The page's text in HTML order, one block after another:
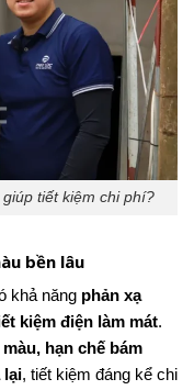
tiết kiệm chi phí?
bền lâu
khả năng phản xạ
kiệm điện làm mát.
hạn chế bám
lại, tiết kiệm đáng kể chi